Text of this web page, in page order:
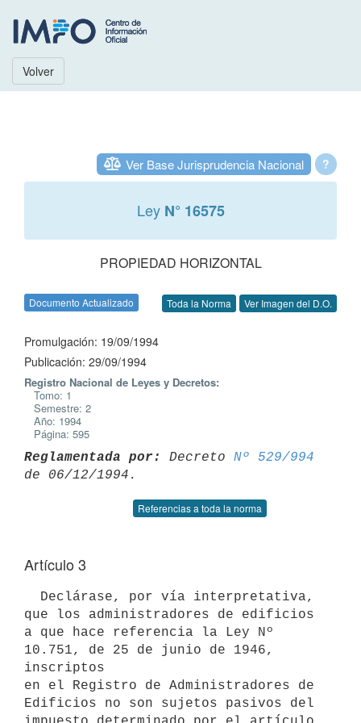
Volver
?
Ver Base Jurisprudencia Nacional
Ley N° 16575
PROPIEDAD HORIZONTAL
Documento Actualizado Toda la Norma Ver Imagen del D.O.
Promulgación: 19/09/1994
Publicación: 29/09/1994
Registro Nacional de Leyes y Decretos:
Tomo: 1
Semestre: 2
Año: 1994
Página: 595
Reglamentada por: Decreto Nº 529/994
Referencias a toda la norma
Artículo 3
que los administradores de edificios
a que hace referencia la Ley Nº
10.751, de 25 de junio de 1946,
inscriptos
en el Registro de Administradores de
Edificios no son sujetos pasivos del